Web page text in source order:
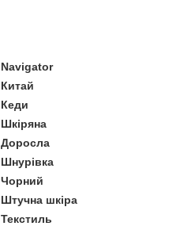
Navigator
Китай
Кеди
Шкіряна
Доросла
Шнурівка
Чорний
Штучна шкіра
Текстиль